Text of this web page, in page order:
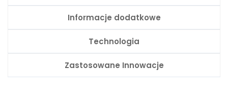
Informacje dodatkowe
Technologia
Zastosowane Innowacje